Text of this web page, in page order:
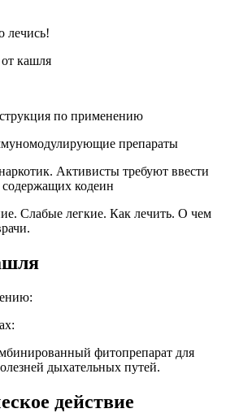
лечись!
кашля
по применению
препараты
Активисты требуют ввести
содержащих кодеин
Слабые легкие. Как лечить. О чем
фитопрепарат для
дыхательных путей.
действие